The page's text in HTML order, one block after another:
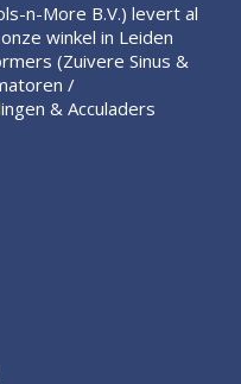
n-More B.V.) levert al
winkel in Leiden
(Zuivere Sinus &
/
& Acculaders